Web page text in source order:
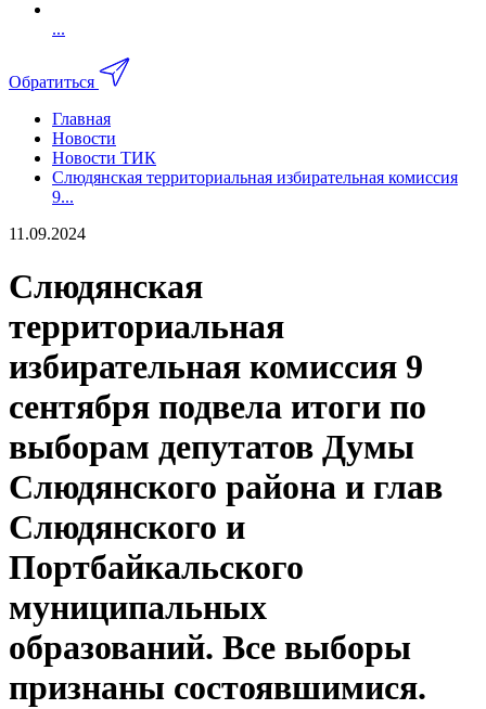
...
Обратиться
Главная
Новости
Новости ТИК
Слюдянская территориальная избирательная комиссия
9...
11.09.2024
Слюдянская
территориальная
избирательная комиссия 9
сентября подвела итоги по
выборам депутатов Думы
Слюдянского района и глав
Слюдянского и
Портбайкальского
муниципальных
образований. Все выборы
признаны состоявшимися.